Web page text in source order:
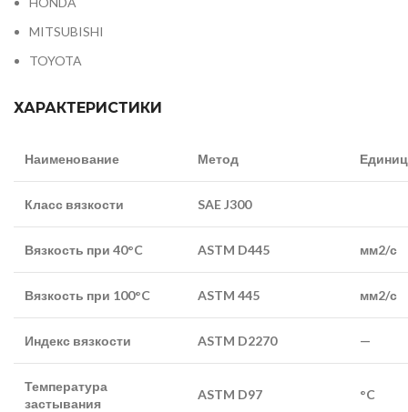
MITSUBISHI
TOYOTA
ХАРАКТЕРИСТИКИ
Наименование Метод
Класс вязкости SAE J300
Вязкость при 40°C ASTM D445 мм2/с
Вязкость при 100°C ASTM 445 мм2/с
Индекс вязкости ASTM D2270 —
Температура
застывания
ASTM D97 °C